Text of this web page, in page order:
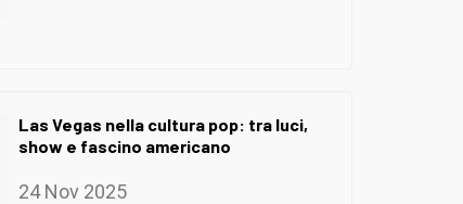
Las Vegas nella cultura pop: tra luci,
show e fascino americano
24 Nov 2025